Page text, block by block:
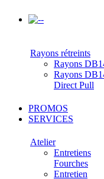
-
Rayons rétreints
Rayons
Rayons
Direct Pull
PROMOS
SERVICES
Atelier
Entretiens
Fourches
Entretien